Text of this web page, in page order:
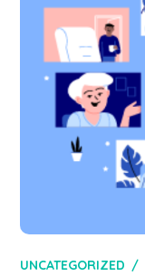
UNCATEGORIZED